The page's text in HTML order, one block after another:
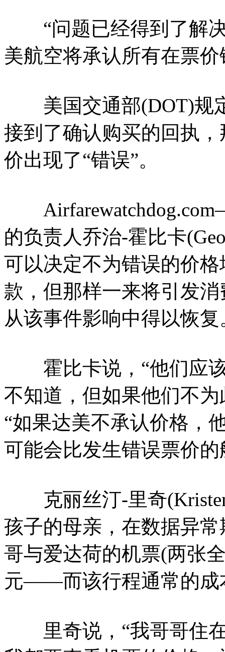
“问题已经得到了解决
美航空将承认所有在票
美国交通部(DOT)规
接到了确认购买的回执
价出现了“错误”。
的负责人乔治-霍比卡
可以决定不为错误的价
款，但那样一来将引发
从该事件影响中得以恢复
霍比卡说，“他们应该
不知道，但如果他们不
“如果达美不承认价格
可能会比发生错误票价
克丽丝汀-里奇
孩子的母亲，在数据异
哥与爱达荷的机票(两张
元——而该行程通常的成
里奇说，“我哥哥住在